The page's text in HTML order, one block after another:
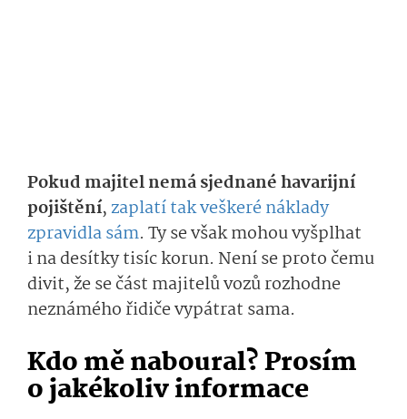
Pokud majitel nemá sjednané havarijní
pojištění, zaplatí tak veškeré náklady
zpravidla sám. Ty se však mohou vyšplhat
ina desítky tisíc korun. Není se proto čemu
divit, že se část majitelů vozů rozhodne
neznámého řidiče vypátrat sama.
Kdomě naboural? Prosím
o jakékoliv informace